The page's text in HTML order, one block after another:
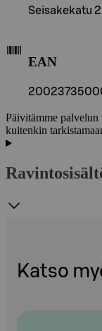
Seisakekatu
EAN
Päivitämme palvelun
kuitenkin
Katso